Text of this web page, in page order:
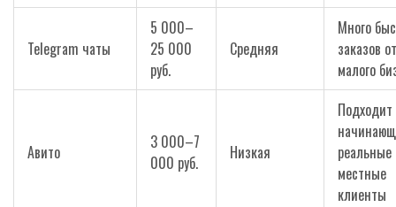
Telegram чаты
5 000–
25 000
руб.
Средняя
Много
заказов от
малого
Авито
3 000–7
000 руб.
Низкая
реальные
местные
клиенты